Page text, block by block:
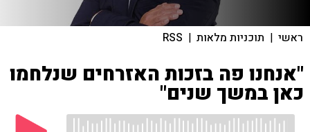
ראשי | תוכניות מלאות |
RSS
"אנחנו פה בזכות האזרחים שנלחמו
כאן במשך שנים"